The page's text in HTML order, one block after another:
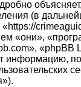
(в
«они»,
«phpBB
информацию,